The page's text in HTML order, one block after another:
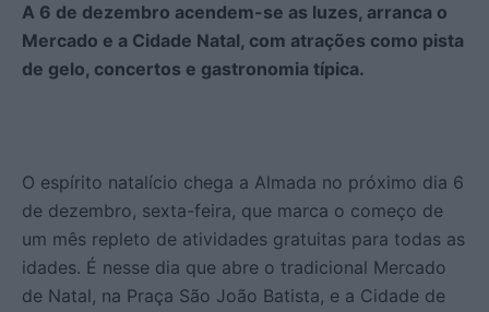
A 6 de dezembro acendem-se as luzes, arranca o
Mercado e a Cidade Natal, com atrações como pista
de gelo, concertos e gastronomia típica.
O espírito natalício chega a Almada no próximo dia 6
de dezembro, sexta-feira, que marca o começo de
um mês repleto de atividades gratuitas para todas as
idades. É nesse dia que abre o tradicional Mercado
de Natal, na Praça São João Batista, e a Cidade de